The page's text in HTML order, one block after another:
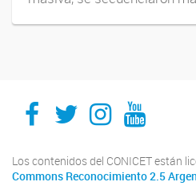
IMPaM
IMPaM
IMPaMIMPaM
Los contenidos del CONICET están
Commons Reconocimiento 2.5